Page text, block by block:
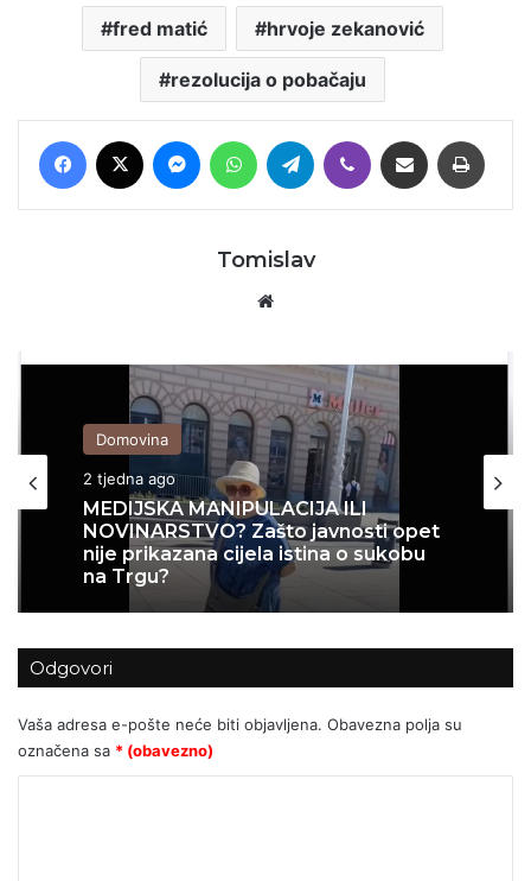
fred matić hrvoje zekanović
rezolucija o pobačaju
Facebook MessengerWhatsAppTelegram Viber Podijeli putem E-maila
Tomislav
Domovina
2 tjedna ago
NOVINARSTVO? Zašto javnosti opet
nije prikazana cijela istina o sukobu
Povijest
3 tjedna ago
Kristalna noć bjelopoljskih Hrvata
Odgovori
Vaša adresa e-pošte neće biti objavljena. Obavezna polja su
označena sa * (obavezno)